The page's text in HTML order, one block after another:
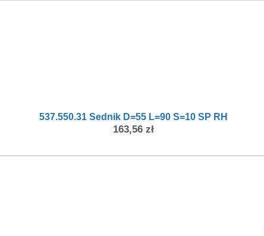
537.550.31 Sednik D=55 L=90 S=10 SP RH
163,56 zł